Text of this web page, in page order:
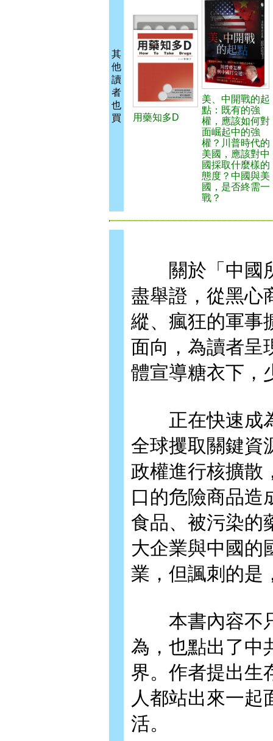
其
他
讀
者
也
買
用藥知多D
美、中開戰的起
點：既有的強
權，應該如何對
面崛起中的強
權？川普時代的
美國，應該對中
國採取什麼樣的
態度？中國與美
國，是否終需一
戰？
關於「中國所
盡舉證，從黑心
縱、瘋狂的軍事
面向，為讀者呈
體宣導糖衣下，
正在快速成為
全球攫取關鍵資
政權進行核擴散
口的危險商品造
食品、被污染的
大企業與中國的
業，但諷刺的是
本書內容不只
為，也點出了中
界。作者提出生
人都站出來一起
活。